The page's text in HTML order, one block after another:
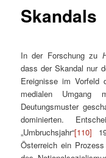
Skandals
In der Forschung zu
dass der Skandal nur
Ereignisse im Vorfeld
medialen Umgang
Deutungsmuster
dominierten.
„Umbruchsjahr“[110]
Österreich ein